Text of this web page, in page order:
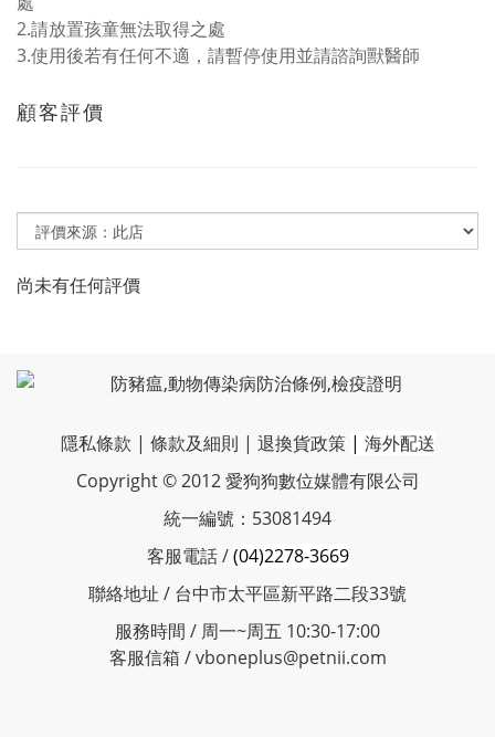
2.請放置孩童無法取得之處
3.使用後若有任何不適，請暫停使用並請諮詢獸醫師
顧客評價
尚未有任何評價
隱私條款 | 條款及細則 | 退換貨政策 | 海外配送
Copyright © 2012 愛狗狗數位媒體有限公司
統一編號：53081494
客服電話 /(04)2278-3669
聯絡地址 / 台中市太平區新平路二段33號
服務時間 / 周一~周五 10:30-17:00
客服信箱 / vboneplus@petnii.com